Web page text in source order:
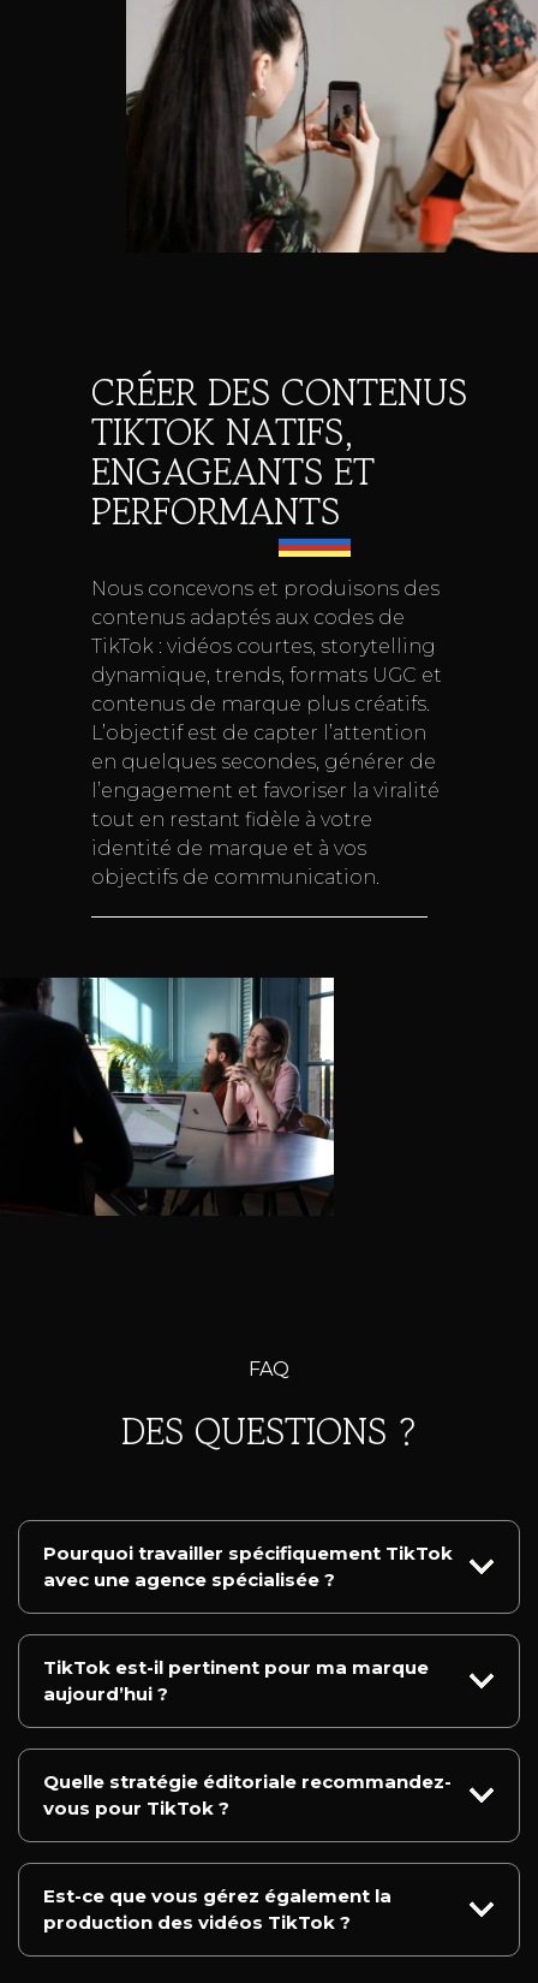
CRÉER DES CONTENUS
TIKTOK NATIFS,
ENGAGEANTS ET
PERFORMANTS
Nous concevons et produisons des
contenus adaptés aux codes de
TikTok : vidéos courtes, storytelling
dynamique, trends, formats UGC et
contenus de marque plus créatifs.
L’objectif est de capter l’attention
en quelques secondes, générer de
l’engagement et favoriser la viralité
tout en restant fidèle à votre
identité de marque et à vos
objectifs de communication.
FAQ
DES QUESTIONS ?
Pourquoi travailler spécifiquement TikTok
avec une agence spécialisée ?
TikTok est-il pertinent pour ma marque
aujourd’hui ?
Quelle stratégie éditoriale recommandez-
vous pour TikTok ?
Est-ce que vous gérez également la
production des vidéos TikTok ?